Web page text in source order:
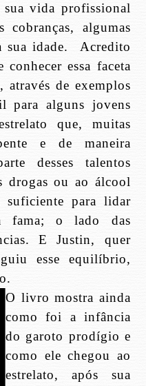
sua vida profissional
cobranças, algumas
sua idade.
Acredito
conhecer essa faceta
através de exemplos
para alguns jovens
que, muitas
e de maneira
desses talentos
drogas ou ao álcool
suficiente para lidar
fama; o lado das
E Justin, quer
esse equilíbrio,
O livro mostra ainda
como foi a infância
do garoto prodígio e
como ele chegou ao
estrelato, após sua